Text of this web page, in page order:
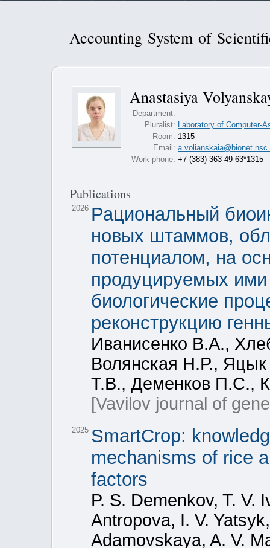
Accounting System of
Anastasiya
Department: -
Pluralist: Laboratory of Computer-
Room: 1315
Email:
Work phone: +7 (383) 363-49-63*1315
Publications
2026 Рациональный
новых штаммов,
потенциалом, на
продуцируемых
биологические
реконструкцию
Иванисенко В.А.,
Волянская Н.Р.,
Т.В., Деменков П.С.,
[Vavilov journal of
2025 SmartCrop:
mechanisms of rice
factors
P. S. Demenkov, T. V.
Antropova, I. V.
Adamovskaya, A. V.